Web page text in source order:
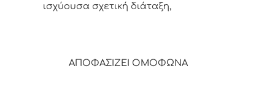
ισχύουσα σχετική διάταξη,
ΑΠΟΦΑΣΙΖΕΙ ΟΜΟΦΩΝΑ